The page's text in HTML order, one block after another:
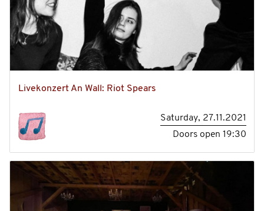
Livekonzert An Wall: Riot Spears
Saturday, 27.11.2021
Doors open19:30